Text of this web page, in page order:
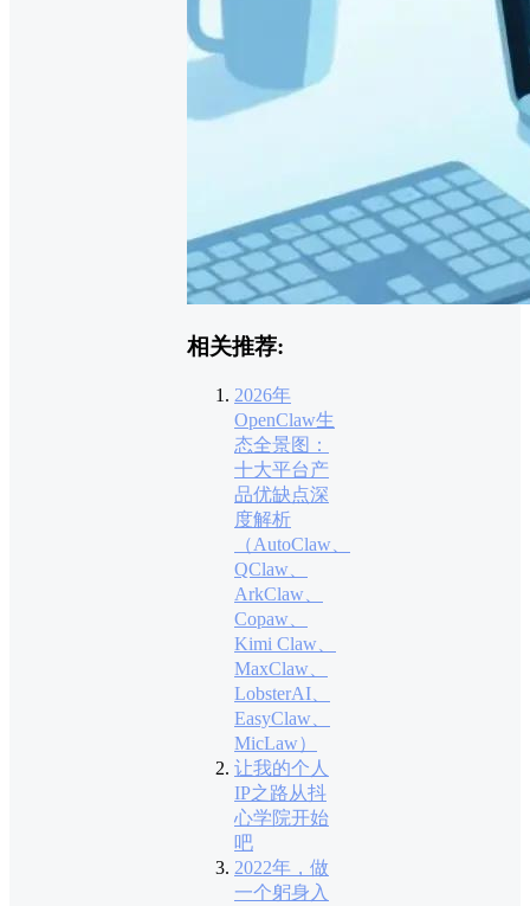
相关推荐:
2026年
OpenClaw生
态全景图：
十大平台产
品优缺点深
度解析
（AutoClaw、
QClaw、
ArkClaw、
Copaw、
Kimi Claw、
MaxClaw、
LobsterAI、
EasyClaw、
MicLaw）
让我的个人
IP之路从抖
心学院开始
吧
2022年，做
一个躬身入